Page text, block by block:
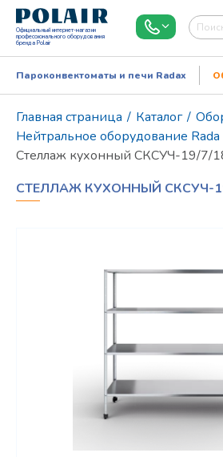
Официальный интернет-магазин
профессионального оборудования
бренда Polair
Режим работы:Пн..Пт:
Пароконвектоматы и печи Radax
Главная страница / Каталог /
Нейтральное оборудование Rada
Стеллаж кухонный СКСУЧ-19/7/
СТЕЛЛАЖ КУХОННЫЙ СКСУЧ-